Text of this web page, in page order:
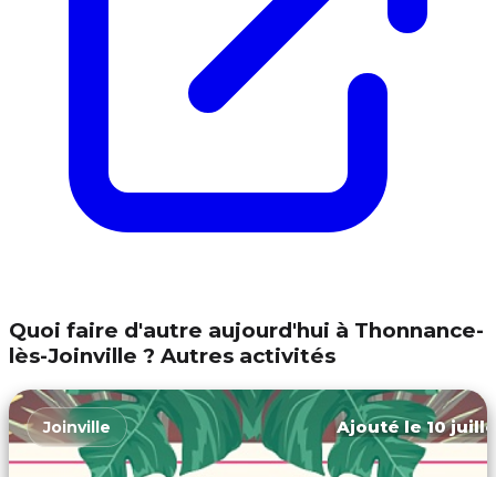
Quoi faire d'autre aujourd'hui à Thonnance-
lès-Joinville ? Autres activités
Joinville Ajouté le 10